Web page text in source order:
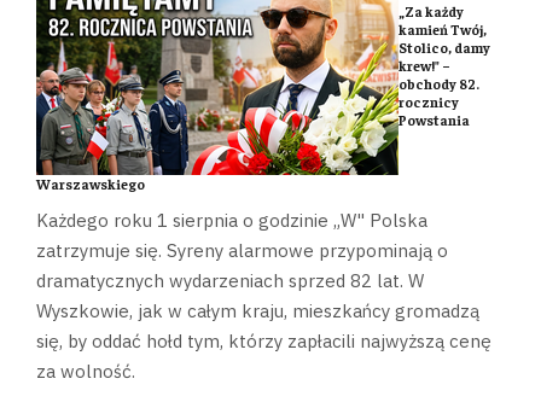
„Za każdy
kamień Twój,
Stolico, damy
krew!" –
obchody 82.
rocznicy
Powstania
Warszawskiego
Każdego roku 1 sierpnia o godzinie „W" Polska
zatrzymuje się. Syreny alarmowe przypominają o
dramatycznych wydarzeniach sprzed 82 lat. W
Wyszkowie, jak w całym kraju, mieszkańcy gromadzą
się, by oddać hołd tym, którzy zapłacili najwyższą cenę
za wolność.